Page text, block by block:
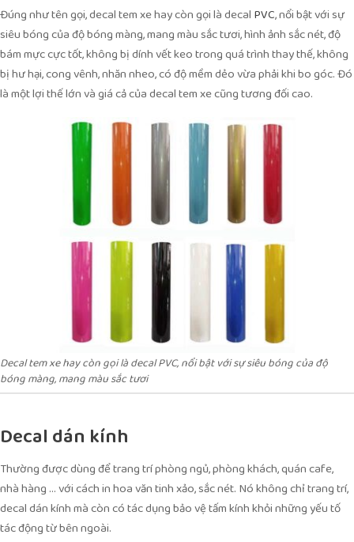
Đúng như tên gọi, decal tem xe hay còn gọi là decal PVC, nổi bật với sự
siêu bóng của độ bóng màng, mang màu sắc tươi, hình ảnh sắc nét, độ
bám mực cực tốt, không bị dính vết keo trong quá trình thay thế, không
bị hư hại, cong vênh, nhăn nheo, có độ mềm dẻo vừa phải khi bo góc. Đó
là một lợi thế lớn và giá cả của decal tem xe cũng tương đối cao.
Decal tem xe hay còn gọi là decal PVC, nổi bật với sự siêu bóng của độ
bóng màng, mang màu sắc tươi
Decal dán kính
Thường được dùng để trang trí phòng ngủ, phòng khách, quán cafe,
nhà hàng … với cách in hoa văn tinh xảo, sắc nét. Nó không chỉ trang trí,
decal dán kính mà còn có tác dụng bảo vệ tấm kính khỏi những yếu tố
tác động từ bên ngoài.